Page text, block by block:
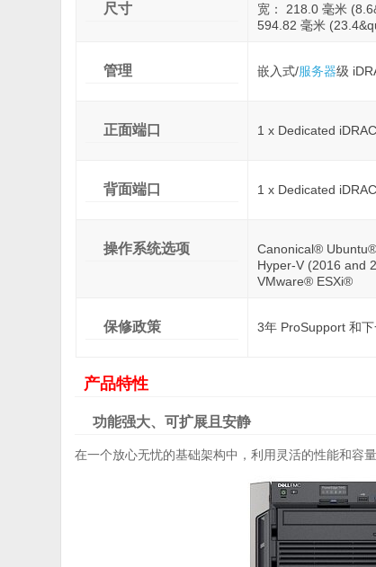
尺寸
宽： 218.0 毫米
594.82 毫米
管理 嵌入式/服务器级
正面端口 1 x Dedicated
背面端口 1 x Dedicated
操作系统选项
Canonical®
Hyper-V (2016 and
VMware® ESXi®
保修政策 3年 ProSupport 和
产品特性
功能强大、可扩展且安静
在一个放心无忧的基础架构中，利用灵活的性能和容